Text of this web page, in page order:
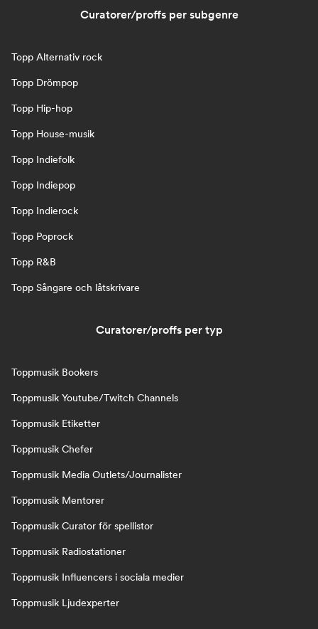
Curatorer/proffs per subgenre
Topp Alternativ rock
Topp Drömpop
Topp Hip-hop
Topp House-musik
Topp Indiefolk
Topp Indiepop
Topp Indierock
Topp Poprock
Topp R&B
Topp Sångare och låtskrivare
Curatorer/proffs per typ
Toppmusik Bookers
Toppmusik Youtube/Twitch Channels
Toppmusik Etiketter
Toppmusik Chefer
Toppmusik Media Outlets/Journalister
Toppmusik Mentorer
Toppmusik Curator för spellistor
Toppmusik Radiostationer
Toppmusik Influencers i sociala medier
Toppmusik Ljudexperter